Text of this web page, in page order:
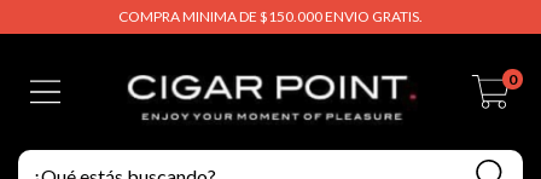
COMPRA MINIMA DE $150.000 ENVIO GRATIS.
0